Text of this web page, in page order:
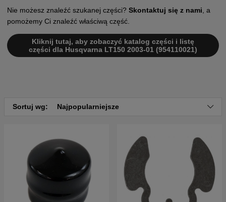
Nie możesz znaleźć szukanej części? Skontaktuj się z nami , a
pomożemy Ci znaleźć właściwą część.
Kliknij tutaj, aby zobaczyć katalog części i listę
części dla Husqvarna LT150 2003-01 (954110021)
Sortuj wg: Najpopularniejsze